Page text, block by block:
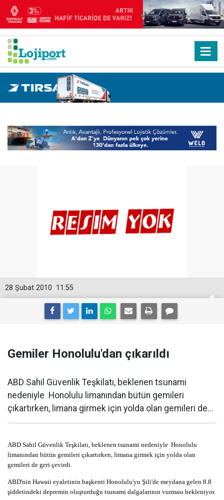
11:55
28 Şubat 2010
Gemiler Honolulu'dan çıkarıldı
ABD Sahil Güvenlik Teşkilatı, beklenen tsunami
nedeniyle Honolulu limanından bütün gemileri
çıkartırken, limana girmek için yolda olan gemileri de...
ABD Sahil Güvenlik Teşkilatı, beklenen tsunami nedeniyle Honolulu
limanından bütün gemileri çıkartırken, limana girmek için yolda olan
gemileri de geri çevirdi.
ABD'nin Hawaii eyaletinin başkenti Honolulu'yu Şili'de meydana gelen 8.8
şiddetindeki depremin oluşturduğu tsunami dalgalarının vurması bekleniyor.